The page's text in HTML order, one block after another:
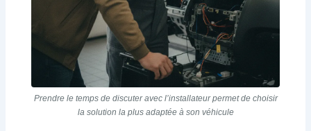
Prendre le temps de discuter avec l’installateur permet de choisir
la solution la plus adaptée à son véhicule